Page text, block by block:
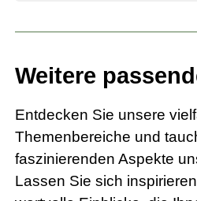
Weitere
Entdecken Sie unsere
Themenbereiche und
faszinierenden Aspekte
Lassen Sie sich